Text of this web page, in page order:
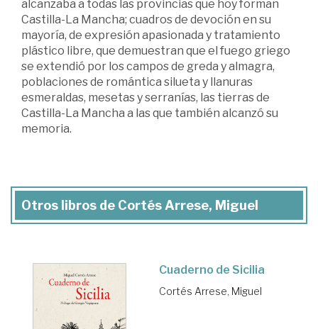
alcanzaba a todas las provincias que hoy forman
Castilla-La Mancha; cuadros de devoción en su
mayoría, de expresión apasionada y tratamiento
plástico libre, que demuestran que el fuego griego
se extendió por los campos de greda y almagra,
poblaciones de romántica silueta y llanuras
esmeraldas, mesetas y serranías, las tierras de
Castilla-La Mancha a las que también alcanzó su
memoria.
Otros libros de Cortés Arrese, Miguel
Cuaderno de Sicilia
Cortés Arrese, Miguel